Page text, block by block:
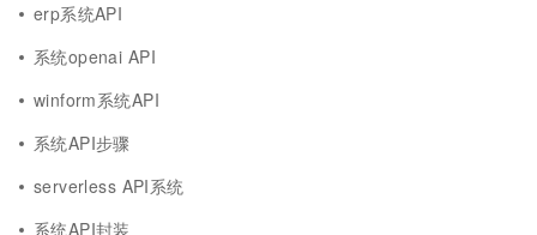
erp系统API
系统openai API
winform系统API
系统API步骤
serverless API系统
系统API封装